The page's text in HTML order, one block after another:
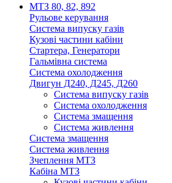
МТЗ 80, 82, 892
Рульове керування
Система випуску газів
Кузові частини кабіни
Стартера, Генератори
Гальмівна система
Система охолодження
Двигун Д240, Д245, Д260
Система випуску газів
Система охолодження
Система змащення
Система живлення
Система змащення
Система живлення
Зчеплення МТЗ
Кабіна МТЗ